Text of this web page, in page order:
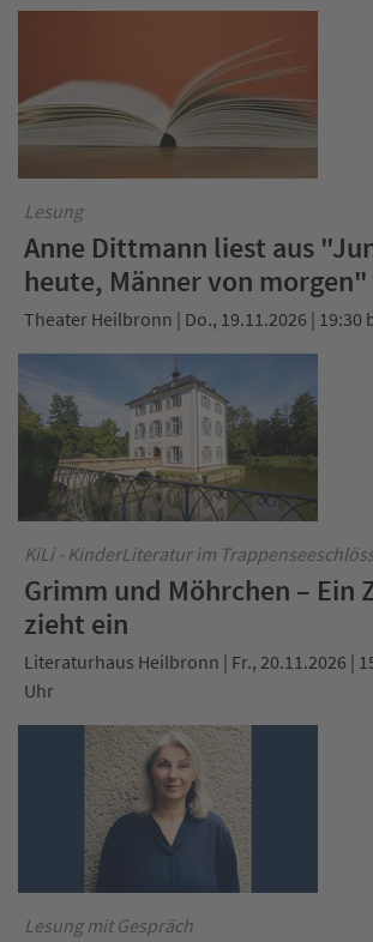
Lesung
Anne Dittmann liest aus
heute, Männer von morgen"
Theater Heilbronn | Do., 19.11.2026 | 19:30
KiLi - KinderLiteratur im
Grimm und Möhrchen – Ein
zieht ein
Literaturhaus Heilbronn | Fr., 20.11.2026 |
Uhr
Lesung mit Gespräch